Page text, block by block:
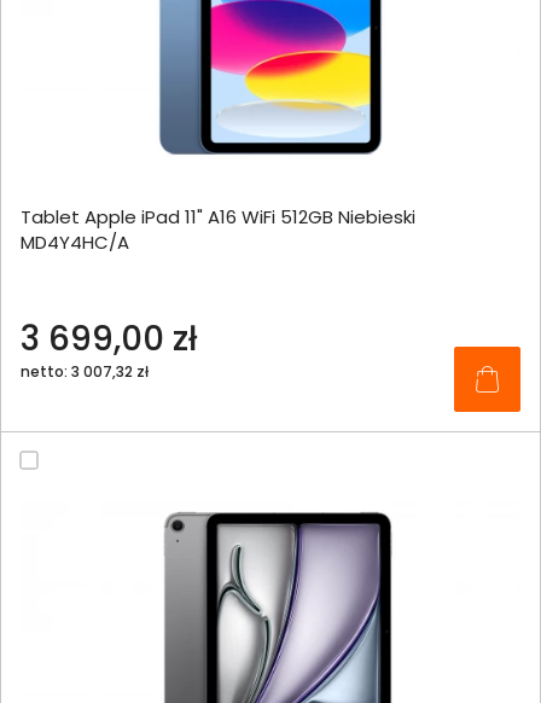
Tablet Apple iPad 11" A16 WiFi 512GB Niebieski
MD4Y4HC/A
3 699,00 zł
netto: 3 007,32 zł